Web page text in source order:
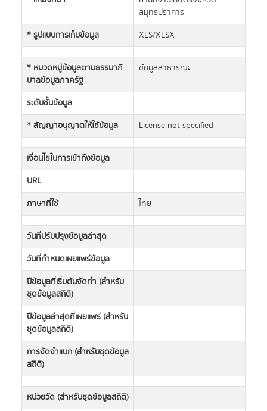
สมุทรปราการ
* รูปแบบการเก็บข้อมูล
XLS/XLSX
* หมวดหมู่ข้อมูลตามธรรมาภิ
บาลข้อมูลภาครัฐ
ข้อมูลสาธารณะ
ระดับชั้นข้อมูล
* สัญญาอนุญาตให้ใช้ข้อมูล
License not specified
เงื่อนไขในการเข้าถึงข้อมูล
URL
ภาษาที่ใช้
ไทย
วันที่ปรับปรุงข้อมูลล่าสุด
วันที่กำหนดเผยแพร่ข้อมูล
ปีข้อมูลที่เริ่มต้นจัดทำ (สำหรับ
ชุดข้อมูลสถิติ)
ปีข้อมูลล่าสุดที่เผยแพร่ (สำหรับ
ชุดข้อมูลสถิติ)
การจัดจำแนก (สำหรับชุดข้อมูล
สถิติ)
หน่วยวัด (สำหรับชุดข้อมูลสถิติ)